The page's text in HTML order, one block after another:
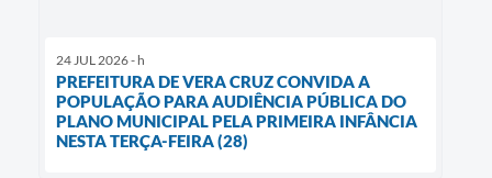
24 JUL 2026 - h
PREFEITURA DE VERA CRUZ CONVIDA A
POPULAÇÃO PARA AUDIÊNCIA PÚBLICA DO
PLANO MUNICIPAL PELA PRIMEIRA INFÂNCIA
NESTA TERÇA-FEIRA (28)